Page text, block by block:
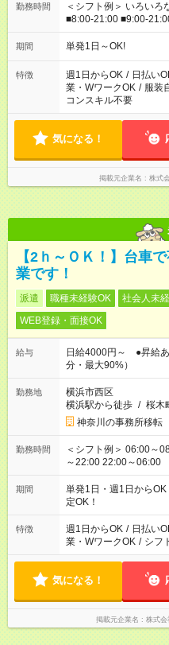
勤務時間
＜シフト例＞ いろい
■8:00-21:00 ■9:00-
期間 単発1日～OK!
特徴 週1日からOK / 日払い
業・WワークOK / 服装
コンスキル不要
気になる！
掲載元企業名 株式
【2ｈ～ＯＫ！】台車
業です！
派遣 職種未経験OK 社会人未
WEB登録・面接OK
給与
日給4000円～ ●昇給
分・最大90%）
勤務地
横浜市西区
横浜駅から徒歩 / 桜木
神奈川の事務所移転
勤務時間
＜シフト例＞ 06:00～
～22:00 22:00～06:00 など ※「昼間だけ」「夜勤
の希望OK
期間
単発1日・週1日から
定OK！
特徴 週1日からOK / 日払い
業・WワークOK / シフ
気になる！
掲載元企業名 株式